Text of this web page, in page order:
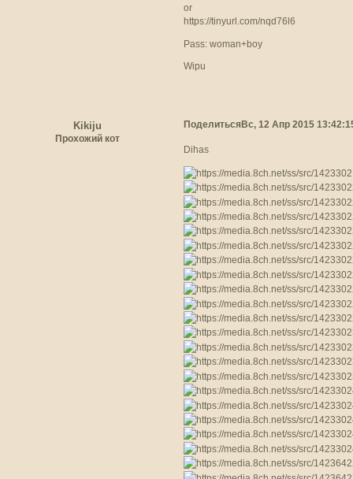
or
https://tinyurl.com/nqd76l6
Pass: woman+boy
Wipu
Поделиться Вс, 12 Апр 2015
Kikiju
Прохожий кот
Dihas